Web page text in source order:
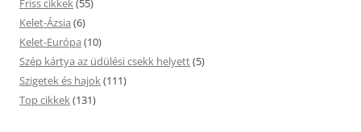
Friss cikkek(55)
Kelet-Ázsia (6)
Kelet-Európa (10)
Szép kártya az üdülési csekk helyett(5)
Szigetek és hajok(111)
Top cikkek(131)